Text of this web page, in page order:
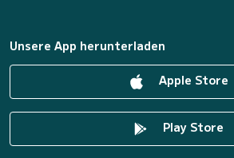
Unsere App herunterladen
Apple Store
Play Store